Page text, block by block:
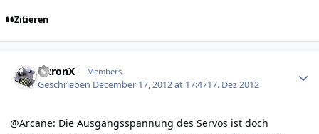
Zitieren
AuronX Members
Geschrieben December 17, 2012 at 17:4717. Dez 2012
@Arcane: Die Ausgangsspannung des Servos ist doch